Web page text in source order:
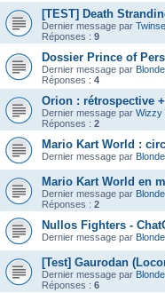
[TEST] Death
Dernier message par
Réponses : 9
Dossier Prince of
Dernier message par
Réponses : 4
Orion : rétrospective
Dernier message par Wizzy
Réponses : 2
Mario Kart World :
Dernier message par
Mario Kart World en
Dernier message par
Réponses : 2
Nullos Fighters -
Dernier message par
[Test] Gaurodan
Dernier message par
Réponses : 6